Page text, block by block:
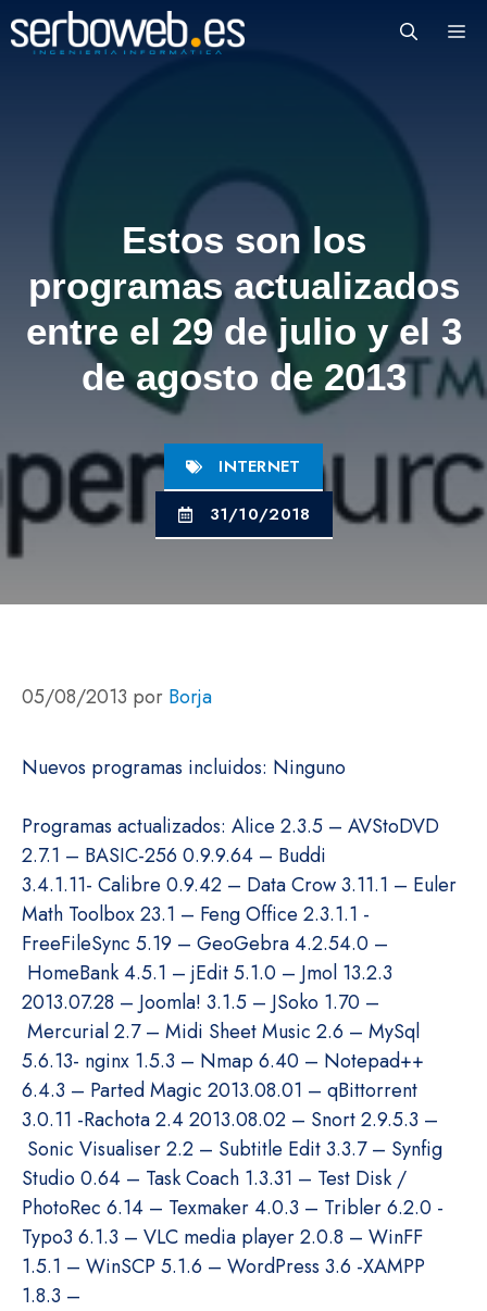
Saltar
al
Estos son los
programas actualizados
entre el 29 de julio y el 3
de agosto de 2013
INTERNET
31/10/2018
05/08/2013 por Borja
Nuevos programas incluidos: Ninguno
Programas actualizados: Alice 2.3.5 – AVStoDVD
2.7.1 – BASIC-256 0.9.9.64 – Buddi
3.4.1.11- Calibre 0.9.42 – Data Crow 3.11.1 – Euler
Math Toolbox 23.1 – Feng Office 2.3.1.1 -
FreeFileSync 5.19 – GeoGebra 4.2.54.0 –
HomeBank 4.5.1 – jEdit 5.1.0 – Jmol 13.2.3
2013.07.28 – Joomla! 3.1.5 – JSoko 1.70 –
Mercurial 2.7 – Midi Sheet Music 2.6 – MySql
5.6.13- nginx 1.5.3 – Nmap 6.40 – Notepad++
6.4.3 – Parted Magic 2013.08.01 – qBittorrent
3.0.11 -Rachota 2.4 2013.08.02 – Snort 2.9.5.3 –
Sonic Visualiser 2.2 – Subtitle Edit 3.3.7 – Synfig
Studio 0.64 – Task Coach 1.3.31 – Test Disk /
PhotoRec 6.14 – Texmaker 4.0.3 – Tribler 6.2.0 -
Typo3 6.1.3 – VLC media player 2.0.8 – WinFF
1.5.1 – WinSCP 5.1.6 – WordPress 3.6 -XAMPP
1.8.3 –